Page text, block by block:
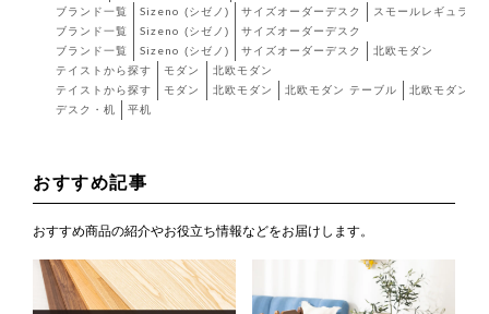
ブランド一覧
Sizeno (シゼノ) サイズオーダーデスク
スモールレギュラー
ブランド一覧
Sizeno (シゼノ)
サイズオーダーデスク
ブランド一覧
Sizeno (シゼノ) サイズオーダーデスク
北欧モダン
テイストから探す
モダン
北欧モダン
テイストから探す
モダン 北欧モダン 北欧モダン テーブル
北欧モダン ダ
デスク・机
平机